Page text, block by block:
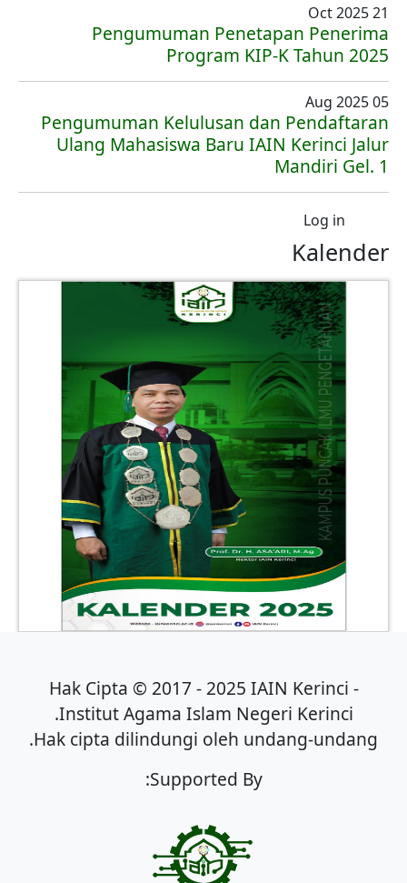
21 Oct 2025
Pengumuman Penetapan Penerima
Program KIP-K Tahun 2025
05 Aug 2025
Pengumuman Kelulusan dan Pendaftaran
Ulang Mahasiswa Baru IAIN Kerinci Jalur
Mandiri Gel. 1
User account menu
Log in
Kalender
Hak Cipta © 2017 - 2025 IAIN Kerinci -
Institut Agama Islam Negeri Kerinci.
Hak cipta dilindungi oleh undang-undang.
Supported By: